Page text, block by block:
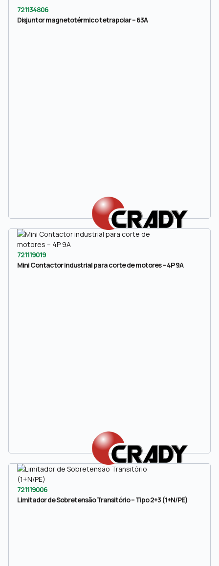
721134806
Disjuntor magnetotérmico tetrapolar – 63A
721119019
Mini Contactor industrial para corte de motores – 4P 9A
721119006
Limitador de Sobretensão Transitório – Tipo 2+3 (1+N/PE)